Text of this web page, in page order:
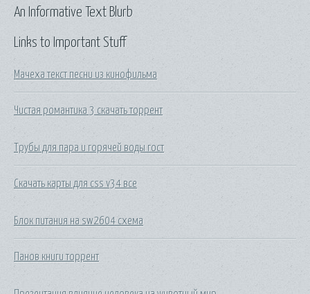
Links to Important Stuff
Мачеха текст песни из кинофильма
Чистая романтика 3 скачать торрент
Трубы для пара и горячей воды гост
Скачать карты для css v34 все
Блок питания на sw2604 схема
Панов книги торрент
An Informative Text Blurb